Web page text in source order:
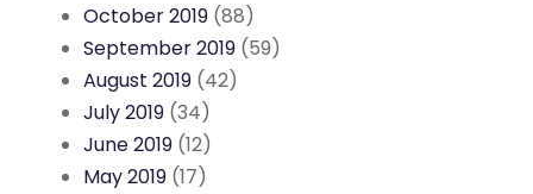
October 2019 (88)
September 2019 (59)
August 2019 (42)
July 2019 (34)
June 2019 (12)
May 2019 (17)